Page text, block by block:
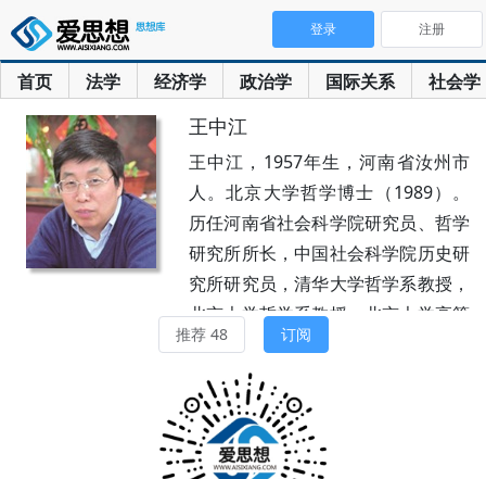
首页 法学 经济学 政治学 国际关系 社会学
登录 注册
王中江
王中江，1957年生，河南省汝州市
人。北京大学哲学博士（1989）。
历任河南省社会科学院研究员、哲学
研究所所长，中国社会科学院历史研
究所研究员，清华大学哲学系教授，
北京大学哲学系教授，北京大学高等
人文研究院执行院长，教育部长江学
者特聘教授，山东省“泰山学者”等。
兼任中华孔子学会会长，老子学研究
会会长，张岱年研究会会长。2025
年全职加盟山西大学任哲学学院教
推荐 48 订阅